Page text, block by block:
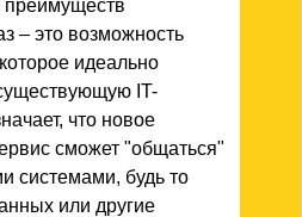
– это возможность
идеально
IT-
что новое
сможет "общаться"
системами, будь то
или другие